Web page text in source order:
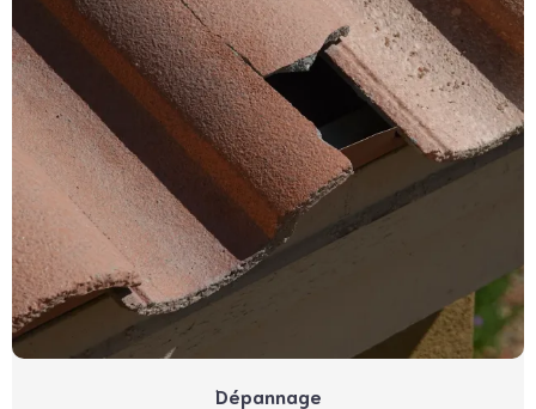
Dépannage